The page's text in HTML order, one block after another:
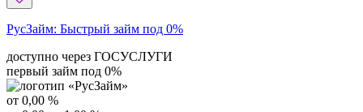
РусЗайм: Быстрый займ под 0%
доступно через ГОСУСЛУГИ
первый займ под 0%
от 0,00 %